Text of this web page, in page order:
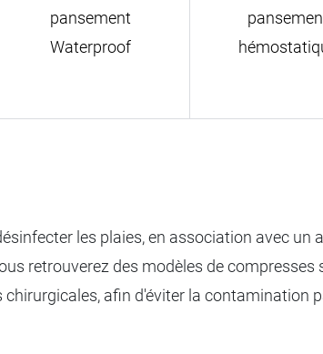
pansement
Waterproof
les plaies, en association avec un
retrouverez des modèles de compresses
afin d'éviter la contamination